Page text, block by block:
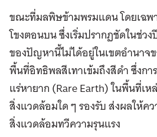
ขณะที่มลพิษข้ามพรมแดน โดยเฉ
โขงตอนบน ซึ่งเริ่มปรากฏชัดในช่ว
ของปัญหานี้ไม่ได้อยู่ในเขตอำนาจ
พื้นที่อิทธิพลสีเทาเข้มถึงสีดำ ซึ่งกา
แร่หายาก (Rare Earth) ในพื้นที่เ
สิ่งแวดล้อมใด ๆ รองรับ ส่งผลให้ค
สิ่งแวดล้อมทวีความรุนแรง